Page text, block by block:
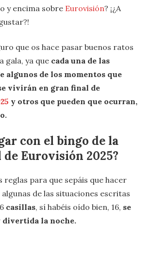
y encima sobre Eurovisión? ¡¿A
que os hace pasar buenos ratos
gala, ya que cada una de las
algunos de los momentos que
vivirán en gran final de
y otros que pueden que ocurran,
con el bingo de la
Eurovisión 2025?
reglas para que sepáis que hacer
de las situaciones escritas
casillas, sí habéis oído bien, 16, se
divertida la noche.